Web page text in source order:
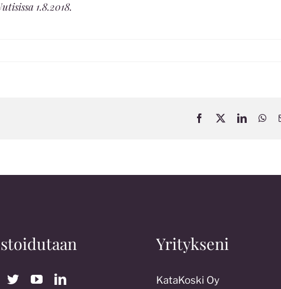
1.8.2018.
Facebook
X LinkedIn
Yritykseni
KataKoski Oy